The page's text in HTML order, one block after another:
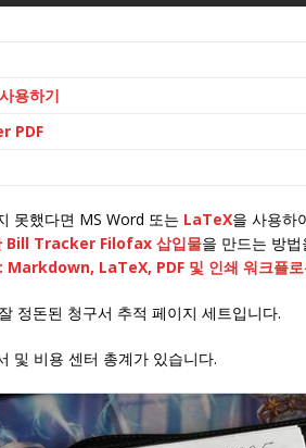
용하기
PDF
못했다면 MS Word 또는 LaTeX을 사용하
Bill Tracker Filofax 삽입물을 만드는 방
Markdown, LaTeX, PDF 및 인쇄 워크플
정돈된 청구서 추적 페이지 세트입니다.
및 비용 센터 총계가 있습니다.